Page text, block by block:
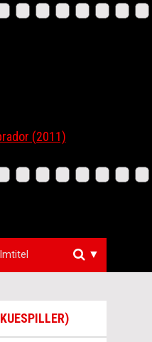
(2011)
▼